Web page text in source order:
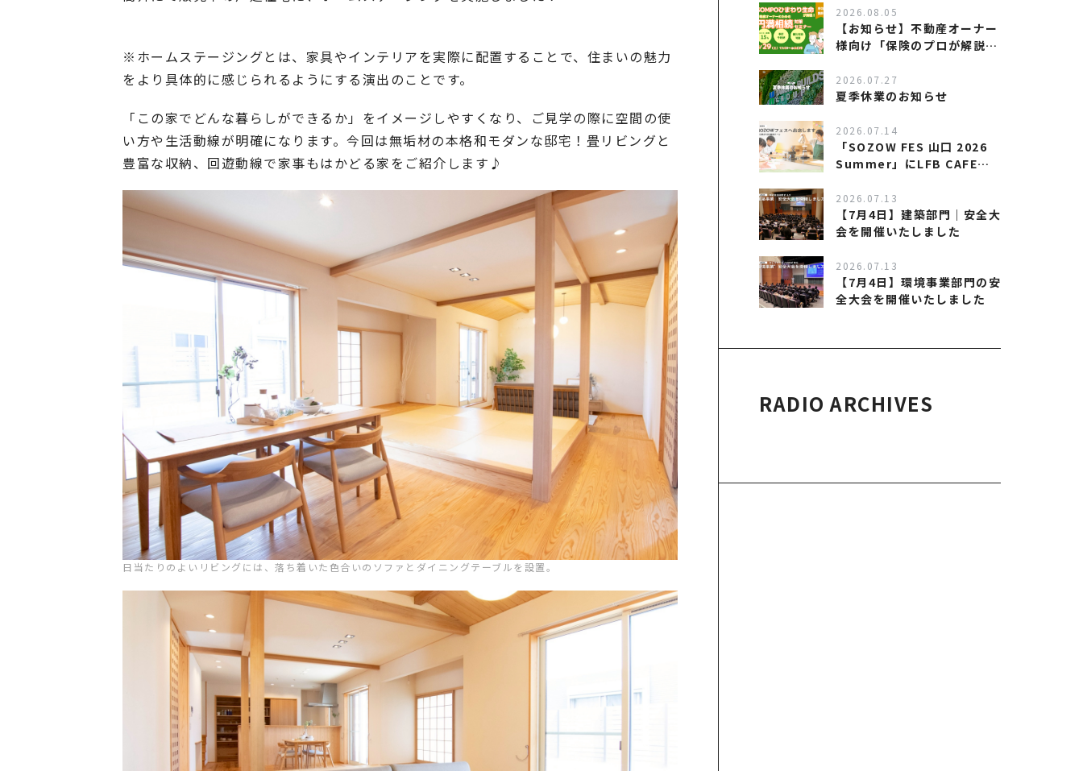
※ホームステージングとは、家具やインテリアを実際に配置することで、住まいの魅力
をより具体的に感じられるようにする演出のことです。
「この家でどんな暮らしができるか」をイメージしやすくなり、ご見学の際に空間の使
い方や生活動線が明確になります。今回は無垢材の本格和モダンな邸宅！畳リビングと
豊富な収納、回遊動線で家事もはかどる家をご紹介します♪
日当たりのよいリビングには、落ち着いた色合いのソファとダイニングテーブルを設置。
2026.08.05
【お知らせ】不動産オーナー
様向け「保険のプロが解説す
催します
2026.07.27
夏季休業のお知らせ
2026.07.14
「SOZOW FES 山口 2026
Summer」にLFB CAFEが
2026.07.13
【7月4日】建築部門｜安全大
会を開催いたしました
2026.07.13
【7月4日】環境事業部門の安
全大会を開催いたしました
RADIO ARCHIVES